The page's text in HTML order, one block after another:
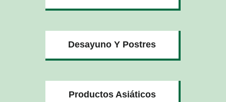
Desayuno Y Postres
Productos Asiáticos